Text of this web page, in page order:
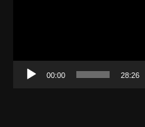
00:00 28:26